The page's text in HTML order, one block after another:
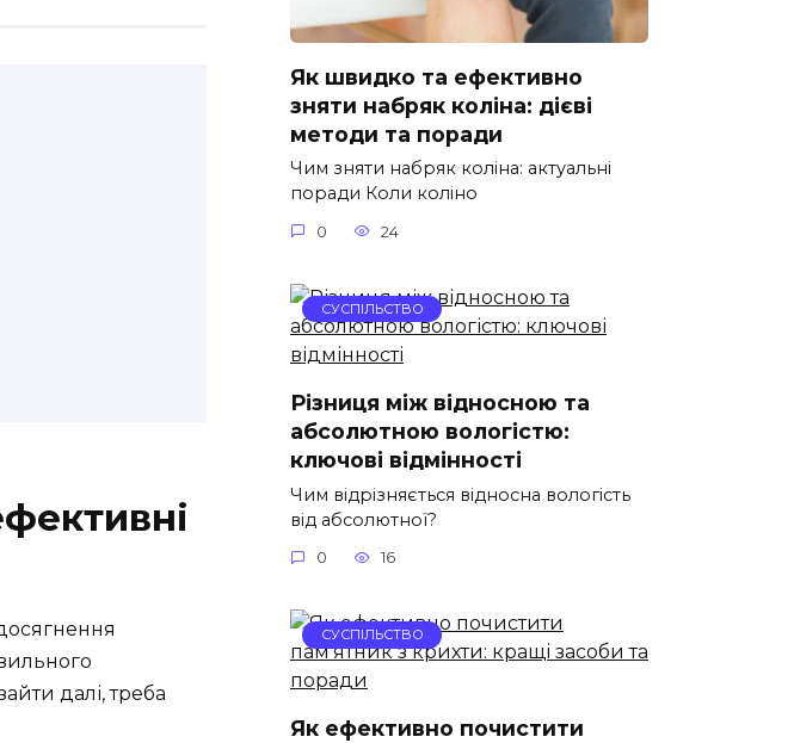
далі, треба
Як швидко та ефективно
зняти набряк коліна: дієві
методи та поради
Чим зняти набряк коліна: актуальні
поради Коли коліно
0 24
СУСПІЛЬСТВО
Різниця між відносною та
абсолютною вологістю:
ключові відмінності
Чим відрізняється відносна вологість
від абсолютної?
0 16
СУСПІЛЬСТВО
Як ефективно почистити